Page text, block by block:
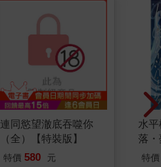
連同慾望澈底吞噬你
（全）【特裝版】
特價 580 元
水
落
特價